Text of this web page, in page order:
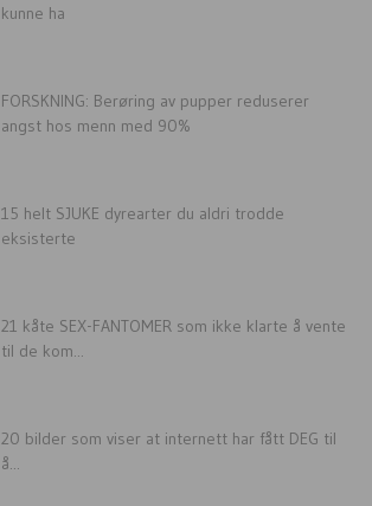
kunne ha
FORSKNING: Berøring av pupper reduserer
angst hos menn med 90%
15 helt SJUKE dyrearter du aldri trodde
eksisterte
21 kåte SEX-FANTOMER som ikke klarte å vente
til de kom...
20 bilder som viser at internett har fått DEG til
å...